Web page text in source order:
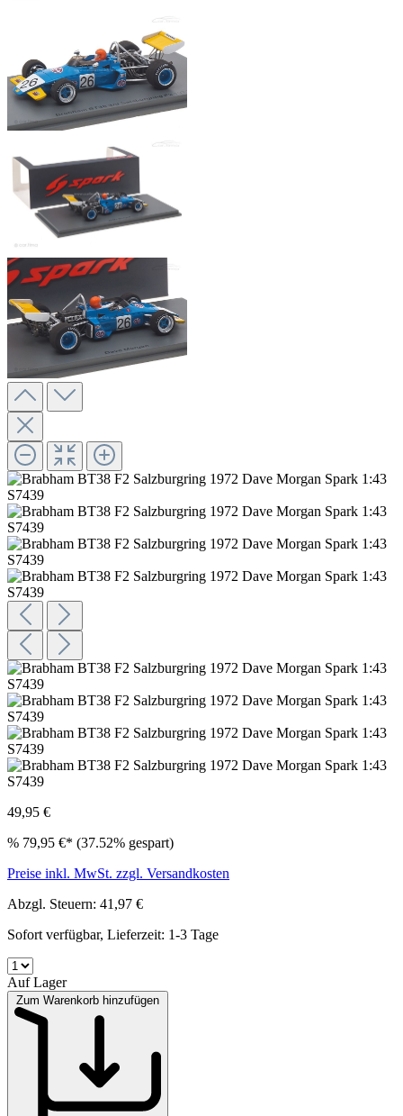
49,95 €
% 79,95 €* (37.52% gespart)
Preise inkl. MwSt. zzgl. Versandkosten
Abzgl. Steuern: 41,97 €
Sofort verfügbar, Lieferzeit: 1-3 Tage
Auf Lager
Zum Warenkorb hinzufügen